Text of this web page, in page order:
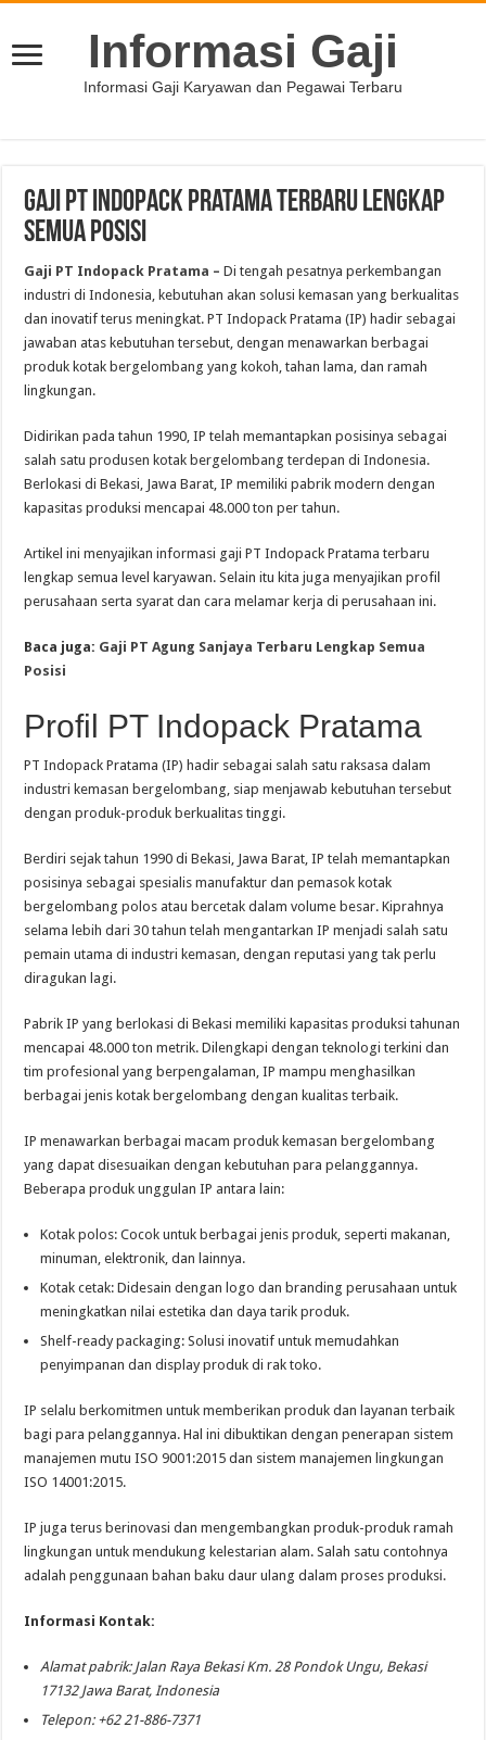
Informasi Gaji
Informasi Gaji Karyawan dan Pegawai Terbaru
Gaji PT Indopack Pratama Terbaru Lengkap
Semua Posisi
Gaji PT Indopack Pratama – Di tengah pesatnya perkembangan
industri di Indonesia, kebutuhan akan solusi kemasan yang berkualitas
dan inovatif terus meningkat. PT Indopack Pratama (IP) hadir sebagai
jawaban atas kebutuhan tersebut, dengan menawarkan berbagai
produk kotak bergelombang yang kokoh, tahan lama, dan ramah
lingkungan.
Didirikan pada tahun 1990, IP telah memantapkan posisinya sebagai
salah satu produsen kotak bergelombang terdepan di Indonesia.
Berlokasi di Bekasi, Jawa Barat, IP memiliki pabrik modern dengan
kapasitas produksi mencapai 48.000 ton per tahun.
Artikel ini menyajikan informasi gaji PT Indopack Pratama terbaru
lengkap semua level karyawan. Selain itu kita juga menyajikan profil
perusahaan serta syarat dan cara melamar kerja di perusahaan ini.
Baca juga: Gaji PT Agung Sanjaya Terbaru Lengkap Semua
Posisi
Profil PT Indopack Pratama
PT Indopack Pratama (IP) hadir sebagai salah satu raksasa dalam
industri kemasan bergelombang, siap menjawab kebutuhan tersebut
dengan produk-produk berkualitas tinggi.
Berdiri sejak tahun 1990 di Bekasi, Jawa Barat, IP telah memantapkan
posisinya sebagai spesialis manufaktur dan pemasok kotak
bergelombang polos atau bercetak dalam volume besar. Kiprahnya
selama lebih dari 30 tahun telah mengantarkan IP menjadi salah satu
pemain utama di industri kemasan, dengan reputasi yang tak perlu
diragukan lagi.
Pabrik IP yang berlokasi di Bekasi memiliki kapasitas produksi tahunan
mencapai 48.000 ton metrik. Dilengkapi dengan teknologi terkini dan
tim profesional yang berpengalaman, IP mampu menghasilkan
berbagai jenis kotak bergelombang dengan kualitas terbaik.
IP menawarkan berbagai macam produk kemasan bergelombang
yang dapat disesuaikan dengan kebutuhan para pelanggannya.
Beberapa produk unggulan IP antara lain:
Kotak polos: Cocok untuk berbagai jenis produk, seperti makanan,
minuman, elektronik, dan lainnya.
Kotak cetak: Didesain dengan logo dan branding perusahaan untuk
meningkatkan nilai estetika dan daya tarik produk.
Shelf-ready packaging: Solusi inovatif untuk memudahkan
penyimpanan dan display produk di rak toko.
IP selalu berkomitmen untuk memberikan produk dan layanan terbaik
bagi para pelanggannya. Hal ini dibuktikan dengan penerapan sistem
manajemen mutu ISO 9001:2015 dan sistem manajemen lingkungan
ISO 14001:2015.
IP juga terus berinovasi dan mengembangkan produk-produk ramah
lingkungan untuk mendukung kelestarian alam. Salah satu contohnya
adalah penggunaan bahan baku daur ulang dalam proses produksi.
Informasi Kontak:
Alamat pabrik: Jalan Raya Bekasi Km. 28 Pondok Ungu, Bekasi
17132 Jawa Barat, Indonesia
Telepon: +62 21-886-7371